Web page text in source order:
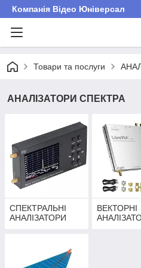
Компанія Відео Юніверсал
Товари та послуги
АНАЛІЗАТОРИ СПЕКТРА
СПЕКТРАЛЬНІ
АНАЛІЗАТОРИ
ВЕКТОРНІ